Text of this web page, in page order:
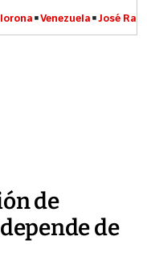
Venezuela José
de
de